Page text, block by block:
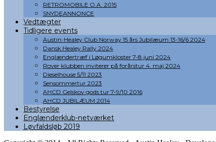
RETROMOBILE O.A. 2015
SNYDEANNONCE
Vedtægter
Tidligere events
Austin-Healey Club Norway 15 års Jubilæum 13-16/6 2024
Dansk Healey Rally 2024
Englændertræf i Løgumkloster 7-8.juni 2024
Rover klubben inviterer på forårstur 4. maj 2024
Dieselhouse 5/11 2023
Sensommertur 2023
AHCD Gelskov gods tur 7-9/10 2016
AHCD JUBILÆUM 2014
Bestyrelse
Englænderklub-netværket
Løvfaldsløb 2019